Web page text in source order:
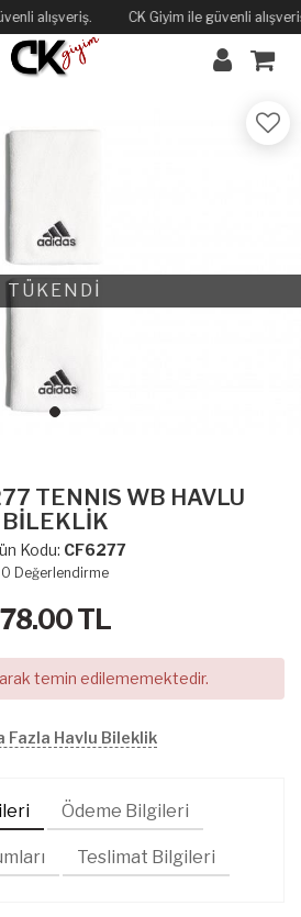
alışveriş. CK Giyim ile güvenli
TÜKENDİ
TENNIS WB HAVLU
BİLEKLİK
Kodu: CF6277
0 Değerlendirme
78.00TL
temin edilememektedir.
Fazla Havlu Bileklik
Ödeme Bilgileri
Teslimat Bilgileri